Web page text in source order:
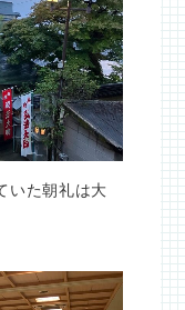
いた朝礼は大